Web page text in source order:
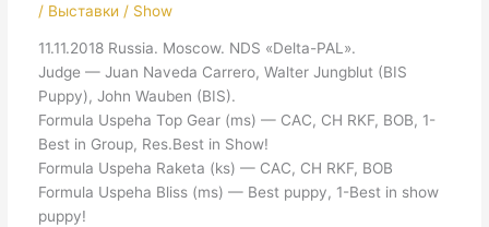
/ Выставки / Show
11.11.2018 Russia. Moscow. NDS «Delta-PAL».
Judge — Juan Naveda Carrero, Walter Jungblut (BIS
Puppy), John Wauben (BIS).
Formula Uspeha Top Gear (ms) — CAC, CH RKF, BOB, 1-
Best in Group, Res.Best in Show!
Formula Uspeha Raketa (ks) — CAC, CH RKF, BOB
Formula Uspeha Bliss (ms) — Best puppy, 1-Best in show
puppy!